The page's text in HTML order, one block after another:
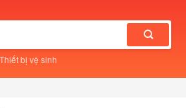
Thiết bị vệ sinh